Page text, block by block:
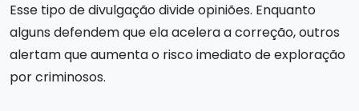
Esse tipo de divulgação divide opiniões. Enquanto
alguns defendem que ela acelera a correção, outros
alertam que aumenta o risco imediato de exploração
por criminosos.